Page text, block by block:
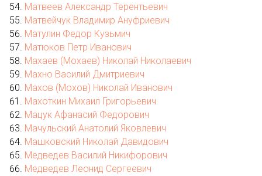
Матвеев Александр Терентьевич
Матвейчук Владимир Ануфриевич
Матулин Федор Кузьмич
Матюков Петр Иванович
Махаев (Мохаев) Николай Николаевич
Махно Василий Дмитриевич
Махов (Мохов) Николай Иванович
Махоткин Михаил Григорьевич
Мацук Афанасий Федорович
Мачульский Анатолий Яковлевич
Машковский Николай Давидович
Медведев Василий Никифорович
Медведев Леонид Сергеевич